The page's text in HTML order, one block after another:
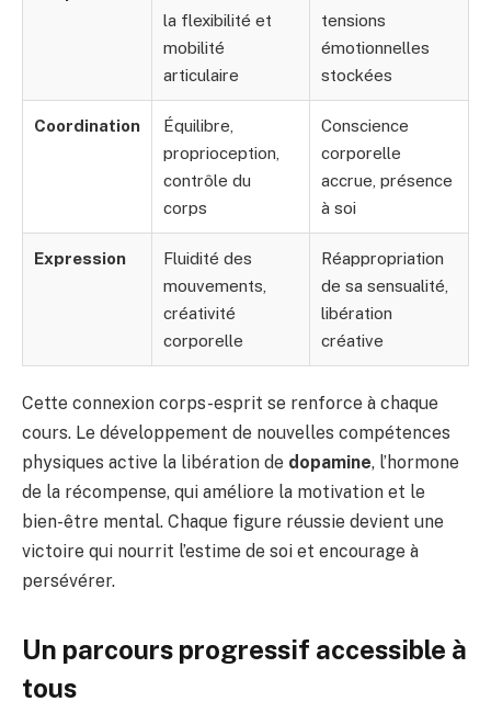
la flexibilité et
mobilité
articulaire
tensions
émotionnelles
stockées
Coordination
Équilibre,
proprioception,
contrôle du
corps
Conscience
corporelle
accrue, présence
à soi
Expression
Fluidité des
mouvements,
créativité
corporelle
Réappropriation
de sa sensualité,
libération
créative
Cette connexion corps-esprit se renforce à chaque
cours. Le développement de nouvelles compétences
physiques active la libération de dopamine, l’hormone
de la récompense, qui améliore la motivation et le
bien-être mental. Chaque figure réussie devient une
victoire qui nourrit l’estime de soi et encourage à
persévérer.
Un parcours progressif accessible à
tous